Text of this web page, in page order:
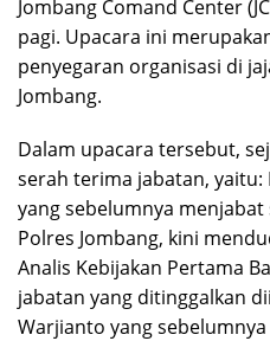
Jombang Comand Center
pagi. Upacara ini
penyegaran organisasi di
Jombang.
Dalam upacara tersebut,
serah terima jabatan, yaitu:
yang sebelumnya
Polres Jombang, kini
Analis Kebijakan Pertama
jabatan yang ditinggalkan
Warjianto yang